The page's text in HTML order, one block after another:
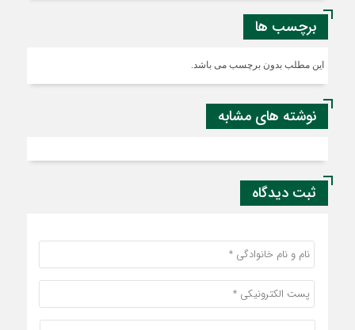
برچسب ها
این مطلب بدون برچسب می باشد.
نوشته های مشابه
ثبت دیدگاه